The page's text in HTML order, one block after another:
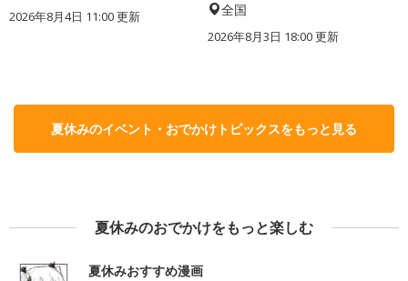
2026年8月4日 11:00更新 全国
2026年8月3日 18:00更新
夏休みのイベント・おでかけトピックスをもっと見る
夏休みのおでかけをもっと楽しむ
夏休みおすすめ漫画